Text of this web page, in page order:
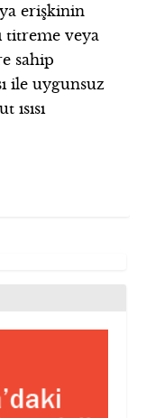
erişkinin
titreme veya
sahip
ile uygunsuz
ısısı